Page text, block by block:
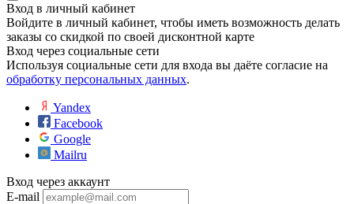
Вход в личный кабинет
Войдите в личный кабинет, чтобы иметь возможность делать
заказы со скидкой по своей дисконтной карте
Вход через социальные сети
Используя социальные сети для входа вы даёте согласие на
обработку персональных данных.
Yandex
Facebook
Google
Mailru
Вход через аккаунт
E-mail